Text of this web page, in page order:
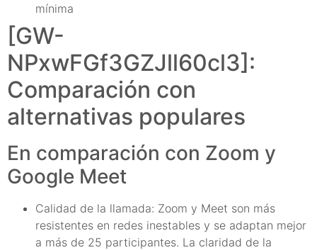
mínima
[GW-
NPxwFGf3GZJll60cl3]:
Comparación con
alternativas populares
En comparación con Zoom y
Google Meet
Calidad de la llamada: Zoom y Meet son más
resistentes en redes inestables y se adaptan mejor
a más de 25 participantes. La claridad de la